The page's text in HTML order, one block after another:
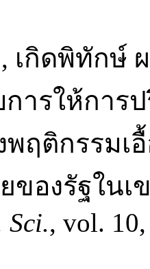
กิดพิทักษ์
ารให้การ
พฤติกรรม
ของรัฐใน
Sci., vol.